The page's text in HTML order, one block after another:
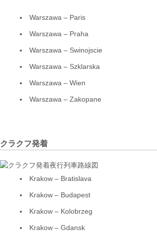
Warszawa – Paris
Warszawa – Praha
Warszawa – Swinojscie
Warszawa – Szklarska
Warszawa – Wien
Warszawa – Zakopane
クラクフ発着
Krakow – Bratislava
Krakow – Budapest
Krakow – Kolobrzeg
Krakow – Gdansk